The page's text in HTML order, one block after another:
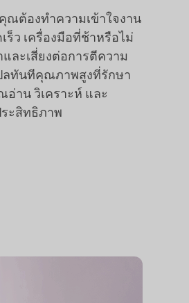
ณต้องทำความเข้าใจงาน
ร็ว เครื่องมือที่ช้าหรือไม่
ละเสี่ยงต่อการตีความ
ลทันทีคุณภาพสูงที่รักษา
าน วิเคราะห์ และ
ะสิทธิภาพ